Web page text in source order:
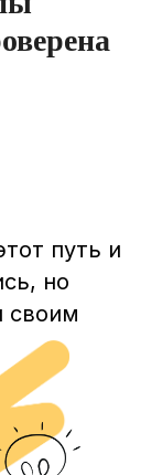
путь и
но
своим